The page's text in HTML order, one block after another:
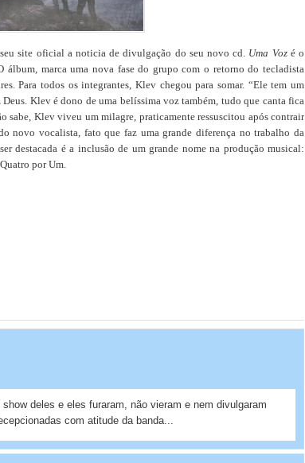
site oficial a noticia de divulgação do seu novo cd. Uma Vozé o
marca uma nova fase do grupo com o retorno do tecladista
Para todos os integrantes, Klev chegou para somar. “Ele tem um
Klev é dono de uma belíssima voz também, tudo que canta fica
sabe, Klev viveu um milagre, praticamente ressuscitou após contrair
novo vocalista, fato que faz uma grande diferença no trabalho da
destacada é a inclusão de um grande nome na produção musical:
por Um.
deles e eles furaram, não vieram e nem divulgaram
com atitude da banda...